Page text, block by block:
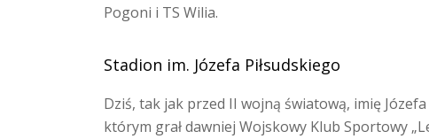
Pogoni i TS Wilia.
Stadion im. Józefa Piłsudskiego
Dziś, tak jak przed II wojną światową, imię
którym grał dawniej Wojskowy Klub Sportowy